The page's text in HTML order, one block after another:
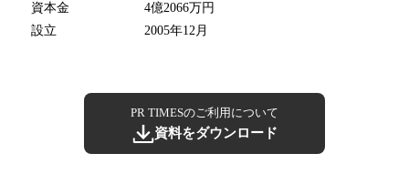
資本金
4億2066万円
設立
2005年12月
PR TIMESのご利用について
資料をダウンロード